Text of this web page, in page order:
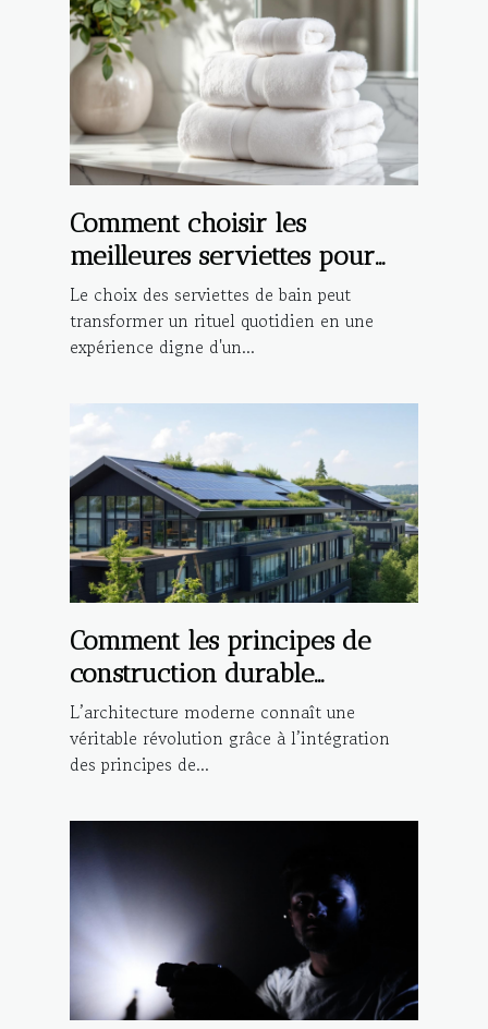
Comment choisir les
meilleures serviettes pour
une expérience de bain de
luxe ?
Le choix des serviettes de bain peut
transformer un rituel quotidien en une
expérience digne d'un...
Comment les principes de
construction durable
influencent-ils l'architecture
moderne ?
L’architecture moderne connaît une
véritable révolution grâce à l’intégration
des principes de...